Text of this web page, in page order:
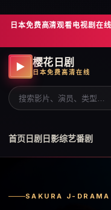
日本免费高清观看电视剧在
▶ 樱花日剧
日本免费高清在线
首页日剧 日影综艺番剧
SAKURA J-DRAMA